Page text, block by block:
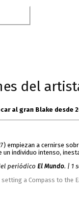
del
al gran Blake desde
empiezan a cernirse
un individuo intenso,
periódico El Mundo. | 1
a Compass to the